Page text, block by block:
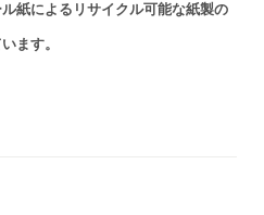
紙によるリサイクル可能な紙製の
ます。